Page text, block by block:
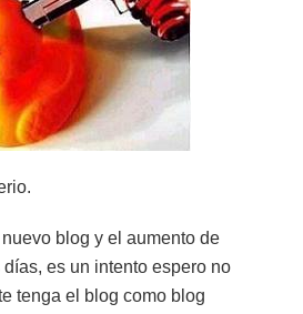
blog y el aumento de
es un intento espero no
tenga el blog como blog